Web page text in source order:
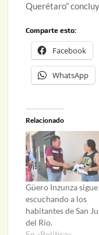
Querétaro”
Comparte esto:
Facebook
WhatsApp
Relacionado
Güero Inzunza sigue
escuchando a los
habitantes de San
del Río.